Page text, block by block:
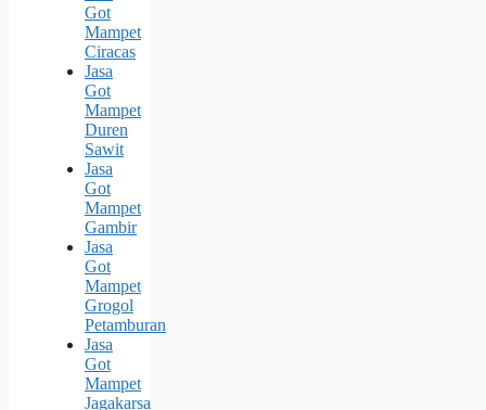
Got
Mampet
Ciracas
Jasa
Got
Mampet
Duren
Sawit
Jasa
Got
Mampet
Gambir
Jasa
Got
Mampet
Grogol
Petamburan
Jasa
Got
Mampet
Jagakarsa